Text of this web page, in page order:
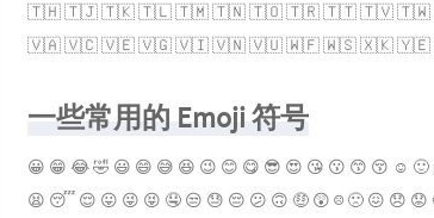
🇹🇭 🇹🇯 🇹🇰 🇹🇱 🇹🇲 🇹🇳 🇹🇴 🇹🇷 🇹🇹 🇹🇻
🇻🇦 🇻🇨 🇻🇪 🇻🇬 🇻🇮 🇻🇳 🇻🇺 🇼🇫 🇼🇸 🇽🇰 🇾🇪
一些常用的 Emoji 符号
😀 😁 😂 🤣 😃 😄 😅 😆 😉 😊 😋 😎 😍 😘 😗 😙 😚 ☺️ 🙂
😫 😴 😌 😛 😜 😝 🤤 😒 😓 😔 😕 🙃 🤑 😲 ☹️ 🙁 😖 😞